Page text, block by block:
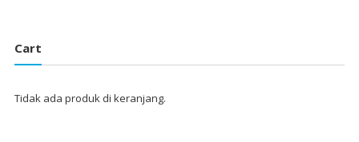
Cart
Tidak ada produk di keranjang.